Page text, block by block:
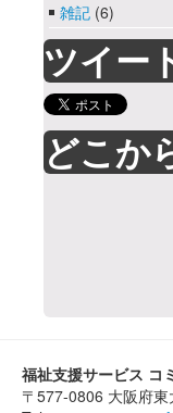
雑記 (6)
ツイー
どこか
福祉支援サービス コ
〒577-0806 大阪府